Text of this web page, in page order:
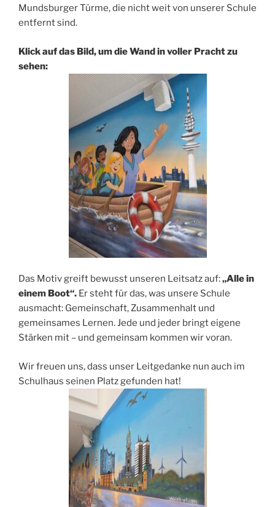
Mundsburger Türme, die nicht weit von unserer Schule
entfernt sind.
Klick auf das Bild, um die Wand in voller Pracht zu
sehen:
Das Motiv greift bewusst unseren Leitsatz auf:„Alle in
einem Boot“. Er steht für das, was unsere Schule
ausmacht: Gemeinschaft, Zusammenhalt und
gemeinsames Lernen. Jede und jeder bringt eigene
Stärken mit – und gemeinsam kommen wir voran.
Wir freuen uns, dass unser Leitgedanke nun auch im
Schulhaus seinen Platz gefunden hat!